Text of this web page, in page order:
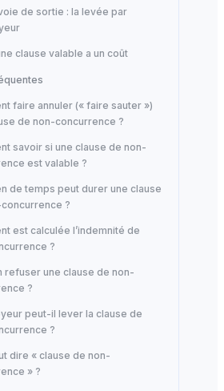
de sortie : la levée par
clause valable a un coût
faire annuler (« faire sauter »)
de non-concurrence ?
savoir si une clause de non-
est valable ?
de temps peut durer une clause
?
est calculée l’indemnité de
?
refuser une clause de non-
?
peut-il lever la clause de
?
dire « clause de non-
» ?